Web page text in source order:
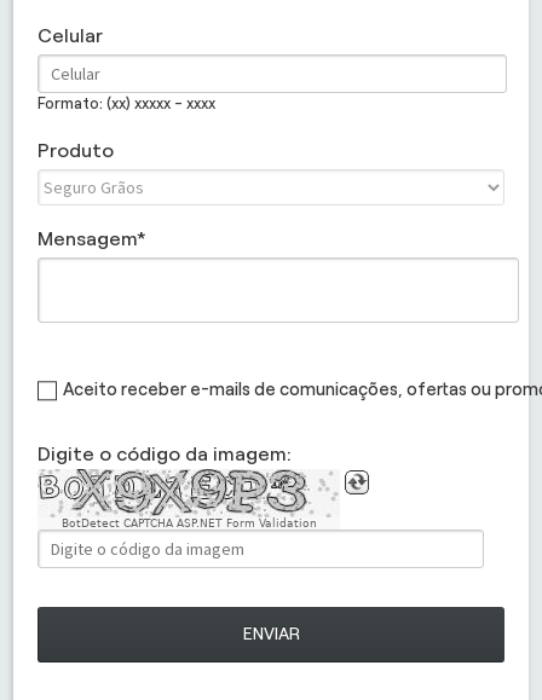
Celular
Formato: (xx) xxxxx - xxxx
Produto
Mensagem
Aceito receber e-mails de comunicações, ofertas ou
Digite o código da imagem:
BotDetect CAPTCHA ASP.NET Form Validation
ENVIAR